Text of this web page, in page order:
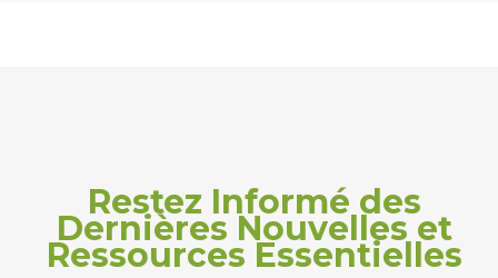
Restez Informé des
Dernières Nouvelles et
Ressources Essentielles